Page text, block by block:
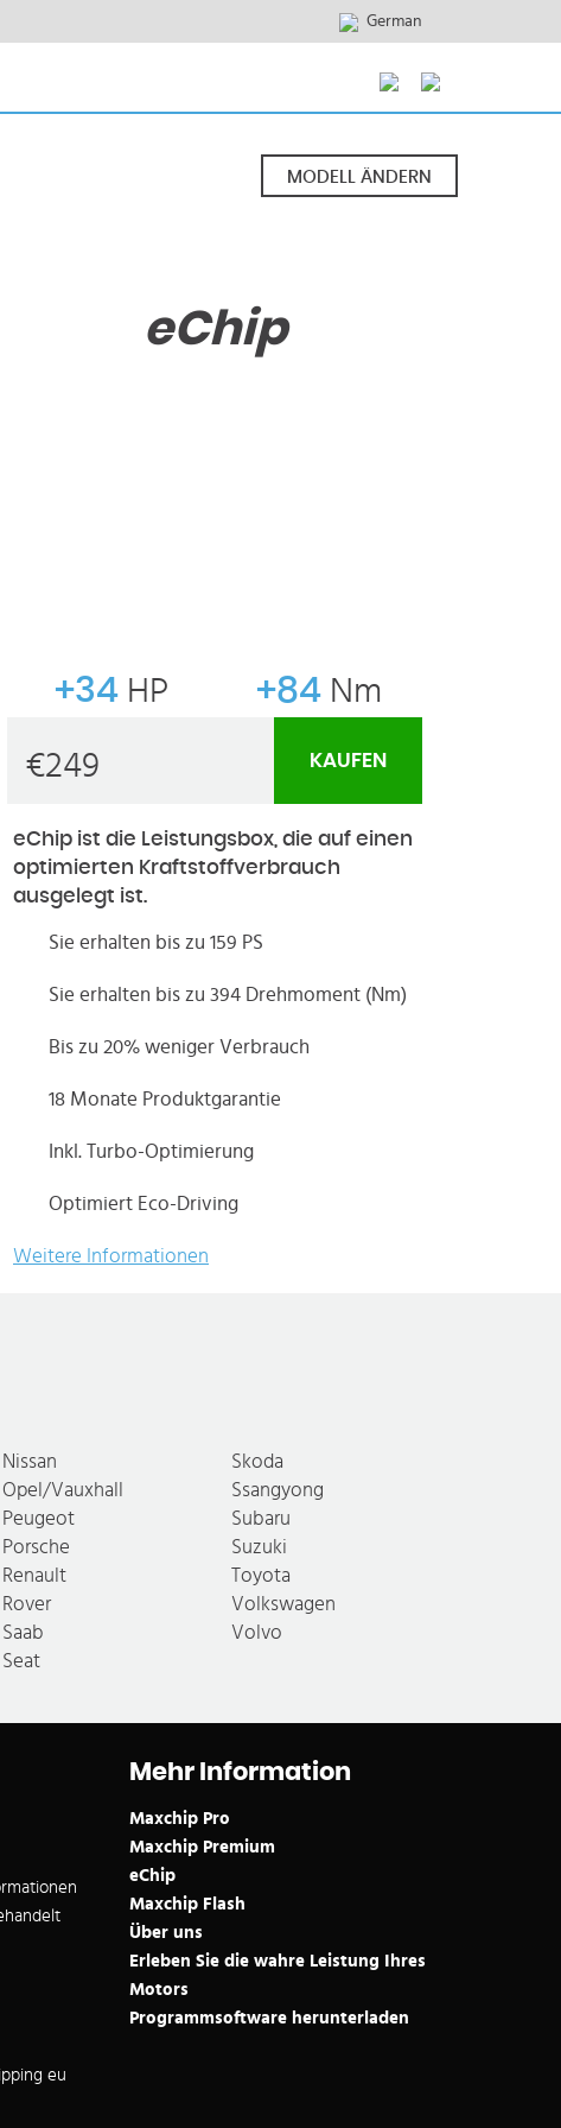
German
MODELL ÄNDERN
eChip
+34 HP +84 Nm
€249 KAUFEN
eChip ist die Leistungsbox, die auf einen
optimierten Kraftstoffverbrauch
ausgelegt ist.
Sie erhalten bis zu 159 PS
Sie erhalten bis zu 394 Drehmoment (Nm)
Bis zu 20% weniger Verbrauch
18 Monate Produktgarantie
Inkl. Turbo-Optimierung
Optimiert Eco-Driving
Weitere Informationen
Nissan
Opel/Vauxhall
Peugeot
Porsche
Renault
Rover
Saab
Seat
Skoda
Ssangyong
Subaru
Suzuki
Toyota
Volkswagen
Volvo
Mehr Information
Maxchip Pro
Maxchip Premium
eChip
Maxchip Flash
Über uns
Erleben Sie die wahre Leistung Ihres
Motors
Programmsoftware herunterladen